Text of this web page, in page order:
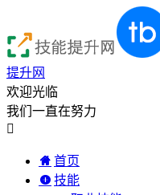
提升网
欢迎光临
我们一直在努力

首页
技能